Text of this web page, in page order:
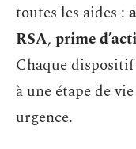
toutes les aides :
RSA, prime
Chaque
à une étape de
urgence.